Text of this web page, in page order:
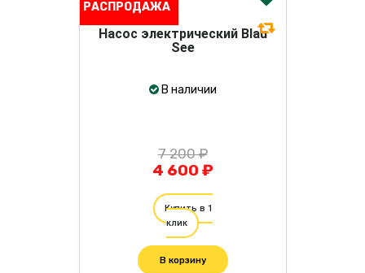
РАСПРОДАЖА
Насос электрический Blau
See
В наличии
7 200 ₽
4 600 ₽
Купить в 1
клик
В корзину